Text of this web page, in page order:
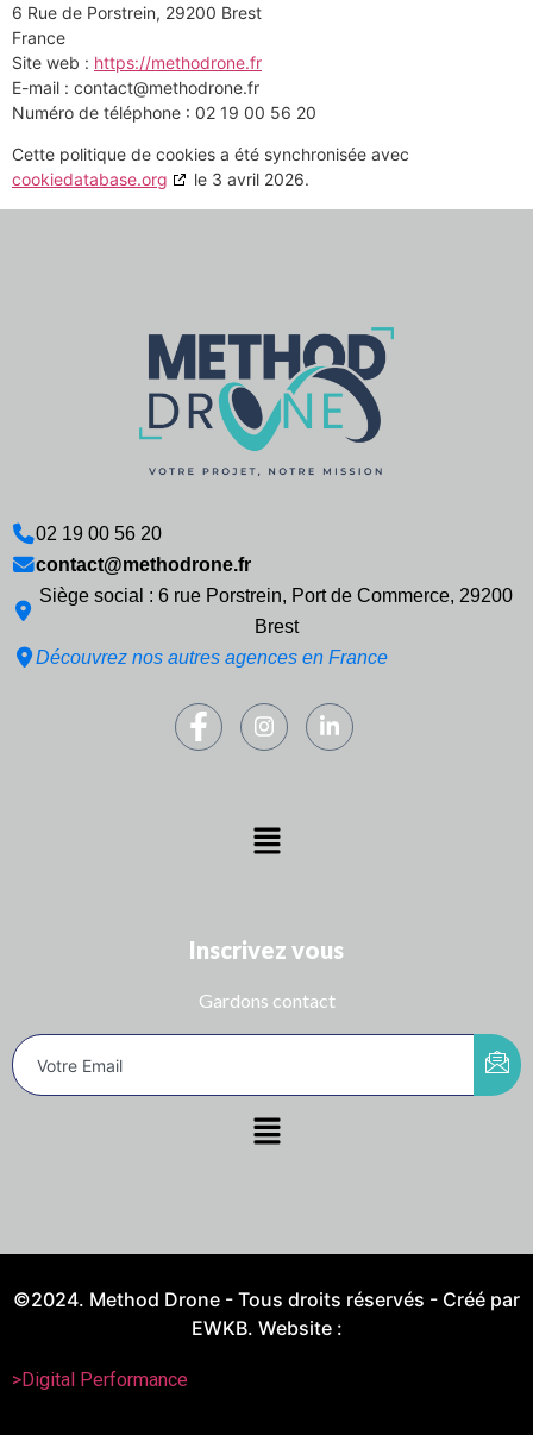
6 Rue de Porstrein, 29200 Brest
France
Site web : https://methodrone.fr
E-mail : contact@methodrone.fr
Numéro de téléphone : 02 19 00 56 20
Cette politique de cookies a été synchronisée avec
cookiedatabase.org
le 3 avril 2026.
02 19 00 56 20
contact@methodrone.fr
Siège social : 6 rue Porstrein, Port de Commerce, 29200
Brest
Découvrez nos autres agences en France
Inscrivez vous
Gardons contact
©2024. Method Drone - Tous droits réservés - Créé par
EWKB. Website :
>Digital Performance